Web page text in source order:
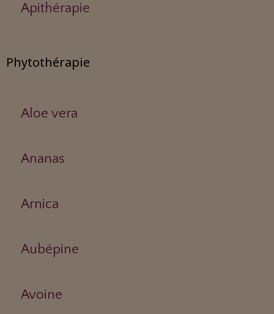
Apithérapie
Phytothérapie
Aloe vera
Ananas
Arnica
Aubépine
Avoine